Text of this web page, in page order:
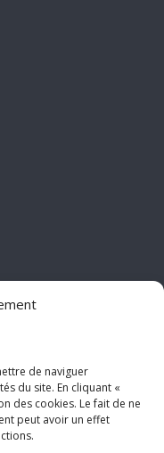
de naviguer
du site. En cliquant «
des cookies. Le fait de ne
peut avoir un effet